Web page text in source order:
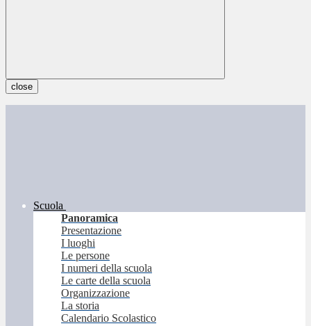
close
Scuola
Panoramica
Presentazione
I luoghi
Le persone
I numeri della scuola
Le carte della scuola
Organizzazione
La storia
Calendario Scolastico